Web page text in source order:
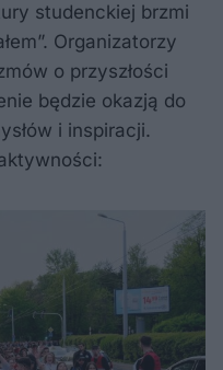
studenckiej brzmi
Organizatorzy
o przyszłości
będzie okazją do
i inspiracji.